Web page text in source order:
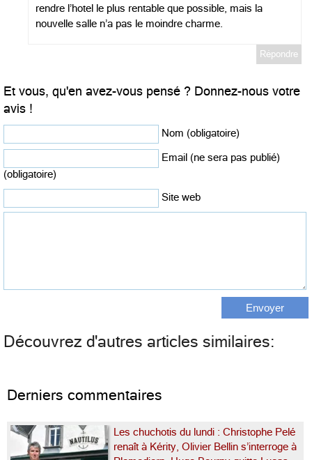
rendre l’hotel le plus rentable que possible, mais la
nouvelle salle n’a pas le moindre charme.
Répondre
Et vous, qu'en avez-vous pensé ? Donnez-nous votre
avis !
Nom (obligatoire)
Email (ne sera pas publié)
(obligatoire)
Site web
Découvrez d'autres articles similaires:
Derniers commentaires
Les chuchotis du lundi : Christophe Pelé
renaît à Kérity, Olivier Bellin s’interroge à